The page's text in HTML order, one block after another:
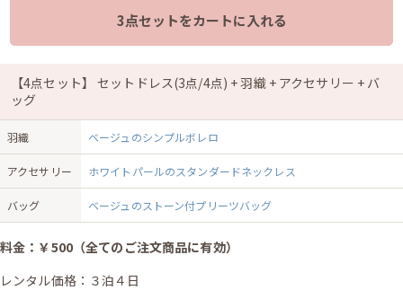
3点セットをカートに入れる
【4点セット】 セットドレス(3点/4点) + 羽織 + アクセサリー + バ
ッグ
羽織 ベージュのシンプルボレロ
アクセサリー ホワイトパールのスタンダードネックレス
バッグ ベージュのストーン付プリーツバッグ
料金：￥500（全てのご注文商品に有効）
レンタル価格：３泊４日